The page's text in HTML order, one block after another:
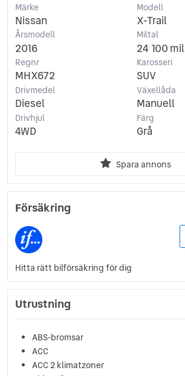
Märke
Nissan
Modell
X-Trail
Årsmodell
2016
Miltal
24 100 mil
Regnr
MHX672
Karosseri
SUV
Drivmedel
Diesel
Växellåda
Manuell
Drivhjul
4WD
Färg
Grå
Spara annons
Försäkring
Hitta rätt bilförsäkring för dig
Utrustning
ABS-bromsar
ACC
ACC 2 klimatzoner